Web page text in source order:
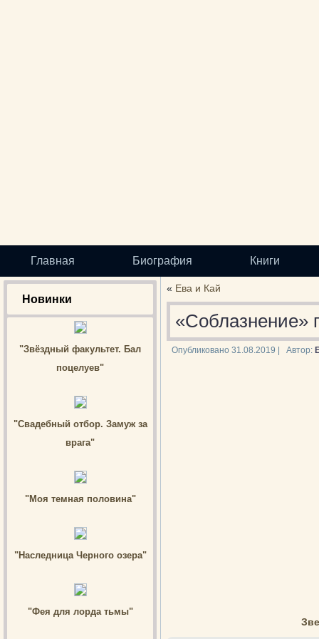
Главная Биография Книги
Новинки
"Звёздный факультет. Бал
поцелуев"
"Свадебный отбор. Замуж за
врага"
"Моя темная половина"
"Наследница Черного озера"
"Фея для лорда тьмы"
« Ева и Кай
«Соблазнение»
Опубликовано 31.08.2019 Автор: